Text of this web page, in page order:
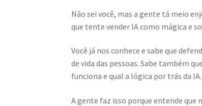
Não sei você, mas a gente tá meio
que tente vender IA como mágica e
Você já nos conhece e sabe que
de vida das pessoas. Sabe também
funciona e qual a lógica por trás da IA.
A gente faz isso porque entende que